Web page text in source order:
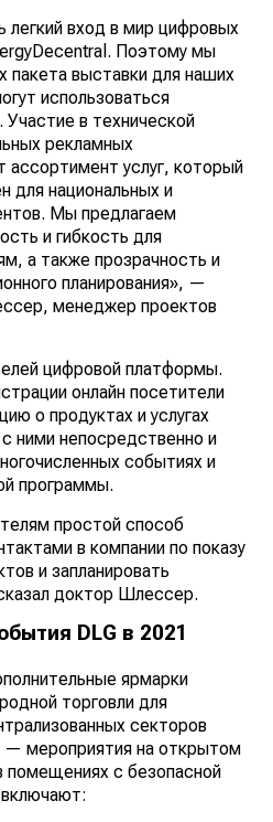
легкий вход в мир цифровых
Поэтому мы
пакета выставки для наших
использоваться
Участие в технической
рекламных
ассортимент услуг, который
для национальных и
Мы предлагаем
и гибкость для
а также прозрачность и
планирования», —
менеджер проектов
цифровой платформы.
онлайн посетители
о продуктах и услугах
ними непосредственно и
событиях и
программы.
простой способ
в компании по показу
и запланировать
доктор Шлессер.
DLG в 2021
ярмарки
торговли для
секторов
— мероприятия на открытом
помещениях с безопасной